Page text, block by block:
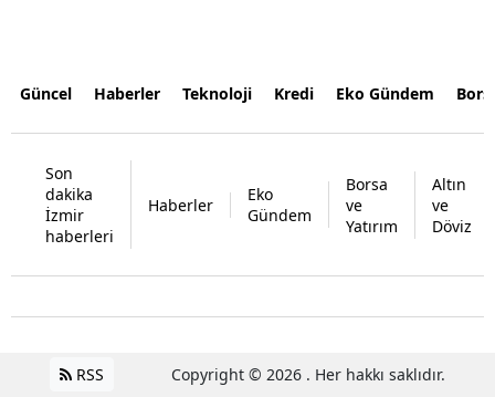
Güncel Haberler Teknoloji Kredi Eko Gündem
Son
dakika
İzmir
haberleri
Haberler
Eko
Gündem
Borsa
ve
Yatırım
Altın
ve
Döviz
RSS Copyright © 2026 . Her hakkı saklıdır.